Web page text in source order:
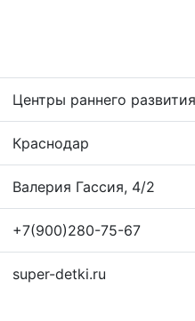
Центры раннего
Краснодар
Валерия Гассия, 4/2
+7(900)280-75-67
super-detki.ru